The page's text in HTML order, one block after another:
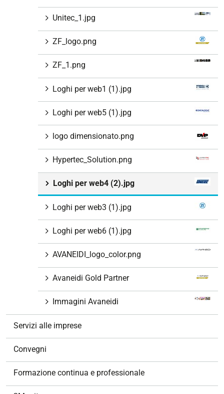
Unitec_1.jpg
ZF_logo.png
ZF_1.png
Loghi per web1 (1).jpg
Loghi per web5 (1).jpg
logo dimensionato.png
Hypertec_Solution.png
Loghi per web4 (2).jpg
Loghi per web3 (1).jpg
Loghi per web6 (1).jpg
AVANEIDI_logo_color.png
Avaneidi Gold Partner
Immagini Avaneidi
Servizi alle imprese
Convegni
Formazione continua e professionale